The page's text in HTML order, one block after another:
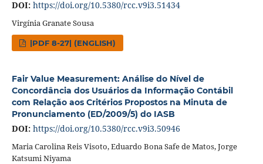
DOI: https://doi.org/10.5380/rcc.v9i3.51434
Virgínia Granate Sousa
|PDF 8-27| (ENGLISH)
Fair Value Measurement: Análise do Nível de
Concordância dos Usuários da Informação Contábil
com Relação aos Critérios Propostos na Minuta de
Pronunciamento (ED/2009/5) do IASB
DOI: https://doi.org/10.5380/rcc.v9i3.50946
Maria Carolina Reis Visoto, Eduardo Bona Safe de Matos, Jorge
Katsumi Niyama